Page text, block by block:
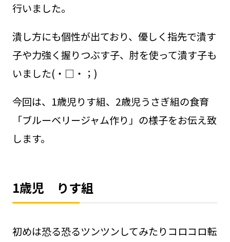
行いました。
潰し方にも個性が出ており、優しく指先で潰す
子や力強く握りつぶす子、肘を使って潰す子も
いました(・□・；)
今回は、1歳児りす組、2歳児うさぎ組の食育
「ブルーベリージャム作り」の様子をお伝え致
します。
1歳児 りす組
初めは恐る恐るツンツンしてみたりコロコロ転